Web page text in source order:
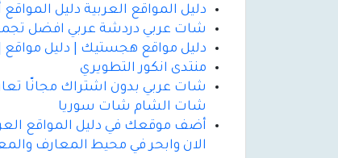
دليل المواقع العربية دليل
شات عربي دردشة عربي افضل
دليل مواقع هجستيك | دليل مواقع |
منتدى انكور التطويري
شات عربي بدون اشتراك مجانّا
شات الشام شات سوريا
أضف موقعك في دليل المواقع
الان وابحر في محيط المعارف